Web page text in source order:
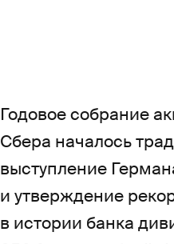
Годовое собрание
Сбера началось
выступление
и утверждение
в истории банка